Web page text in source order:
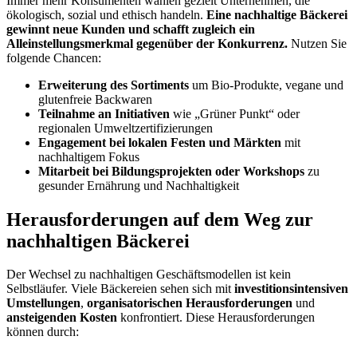
ökologisch, sozial und ethisch handeln. Eine nachhaltige Bäckerei
gewinnt neue Kunden und schafft zugleich ein
Alleinstellungsmerkmal gegenüber der Konkurrenz. Nutzen Sie
folgende Chancen:
Erweiterung des Sortiments um Bio-Produkte, vegane und
glutenfreie Backwaren
Teilnahme an Initiativen wie „Grüner Punkt“ oder
regionalen Umweltzertifizierungen
Engagement bei lokalen Festen und Märkten mit
nachhaltigem Fokus
Mitarbeit bei Bildungsprojekten oder Workshops zu
gesunder Ernährung und Nachhaltigkeit
Herausforderungen auf dem Weg zur
nachhaltigen Bäckerei
Der Wechsel zu nachhaltigen Geschäftsmodellen ist kein
Selbstläufer. Viele Bäckereien sehen sich mitinvestitionsintensiven
Umstellungen, organisatorischen Herausforderungen und
ansteigenden Kosten konfrontiert. Diese Herausforderungen
können durch: